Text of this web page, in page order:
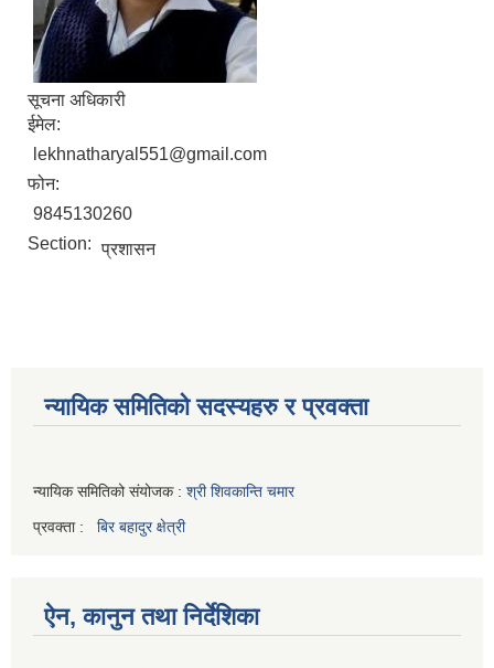
सूचना अधिकारी
ईमेल:
lekhnatharyal551@gmail.com
फोन:
9845130260
Section: प्रशासन
न्यायिक समितिको सदस्यहरु र प्रवक्ता
न्यायिक समितिको संयोजक : श्री शिवकान्ति चमार
प्रवक्ता : बिर बहादुर क्षेत्री
ऐन, कानुन तथा निर्देशिका